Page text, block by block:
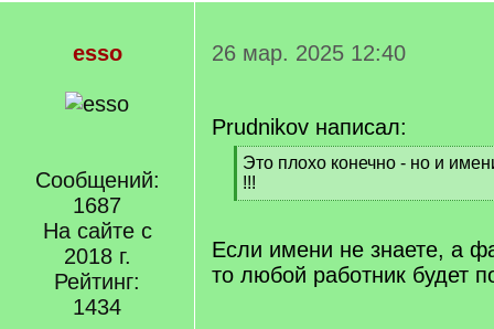
esso
Сообщений:
1687
На сайте с
2018 г.
Рейтинг:
1434
26 мар. 2025 12:40
Prudnikov написал:
[
q
]
Это плохо конечно - но и
!!!
[
q
]
Если имени не знаете, а
то любой работник будет